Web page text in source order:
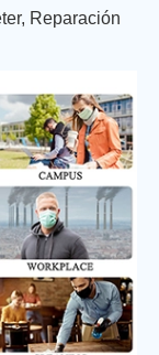
Reparación
y parto,